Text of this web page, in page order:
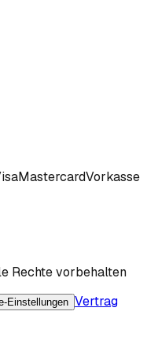
MastercardVorkasse
Rechte vorbehalten
Einstellungen Vertrag